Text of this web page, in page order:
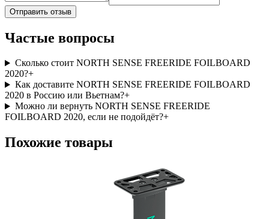
Отправить отзыв
Частые вопросы
Сколько стоит NORTH SENSE FREERIDE FOILBOARD
2020?+
Как доставите NORTH SENSE FREERIDE FOILBOARD
2020 в Россию или Вьетнам?+
Можно ли вернуть NORTH SENSE FREERIDE
FOILBOARD 2020, если не подойдёт?+
Похожие товары